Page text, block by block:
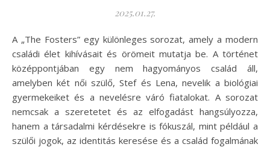
2025.01.27.
A „The Fosters” egy különleges sorozat, amely a modern
családi élet kihívásait és örömeit mutatja be. A történet
középpontjában egy nem hagyományos család áll,
amelyben két női szülő, Stef és Lena, nevelik a biológiai
gyermekeiket és a nevelésre váró fiatalokat. A sorozat
nemcsak a szeretetet és az elfogadást hangsúlyozza,
hanem a társadalmi kérdésekre is fókuszál, mint például a
szülői jogok, az identitás keresése és a család fogalmának